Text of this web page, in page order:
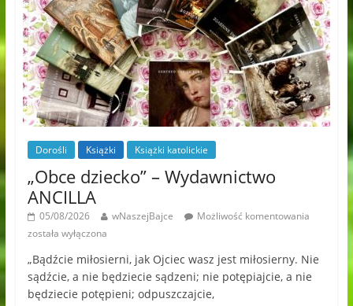
Dorośli Książki Książki katolickie
„Obce dziecko” – Wydawnictwo
ANCILLA
05/08/2026 wNaszejBajce
Możliwość komentowania
została wyłączona
„Bądźcie miłosierni, jak Ojciec wasz jest miłosierny. Nie
sądźcie, a nie będziecie sądzeni; nie potępiajcie, a nie
będziecie potępieni; odpuszczajcie,